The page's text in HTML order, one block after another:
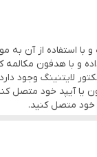
3.5 میلی‌متری را به آیفون خود متصل
موسیقی گوش داده و با هدفون
لایتنینگ وجود
یا آیپد خود متصل